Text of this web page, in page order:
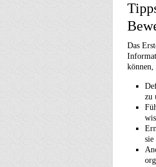
Das
können,
zu
sie